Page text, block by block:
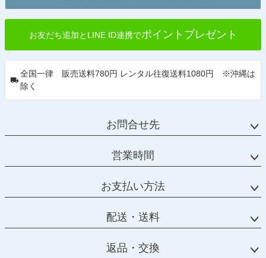
お友だち追加とLINE ID連携でポイントプレゼント
全国一律 販売送料780円 レンタル往復送料1080円 ※沖縄は
除く
お問合せ先
営業時間
お支払い方法
配送・送料
返品・交換